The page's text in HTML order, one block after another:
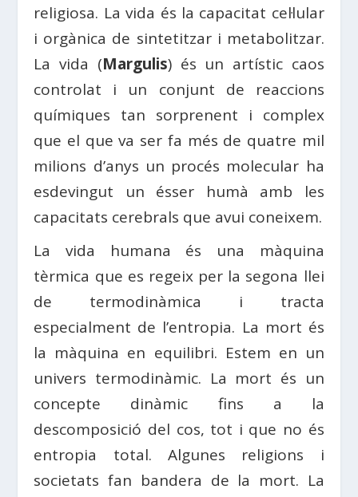
religiosa. La vida és la capacitat cel·lular
i orgànica de sintetitzar i metabolitzar.
La vida (Margulis) és un artístic caos
controlat i un conjunt de reaccions
químiques tan sorprenent i complex
que el que va ser fa més de quatre mil
milions d’anys un procés molecular ha
esdevingut un ésser humà amb les
capacitats cerebrals que avui coneixem.
La vida humana és una màquina
tèrmica que es regeix per la segona llei
de termodinàmica i tracta
especialment de l’entropia. La mort és
la màquina en equilibri. Estem en un
univers termodinàmic. La mort és un
concepte dinàmic fins a la
descomposició del cos, tot i que no és
entropia total. Algunes religions i
societats fan bandera de la mort. La